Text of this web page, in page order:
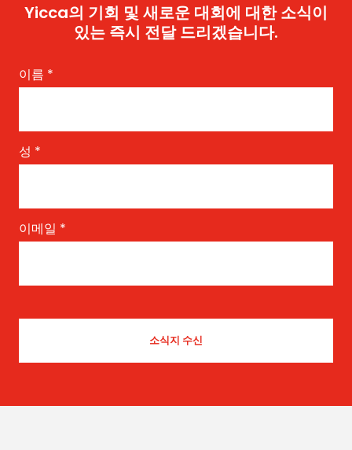
Yicca의 기회 및 새로운 대회에 대한 소식이
있는 즉시 전달 드리겠습니다.
이름 *
성 *
이메일 *